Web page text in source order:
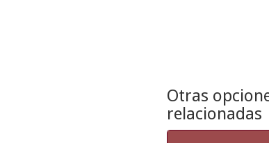
Otras
relacionadas